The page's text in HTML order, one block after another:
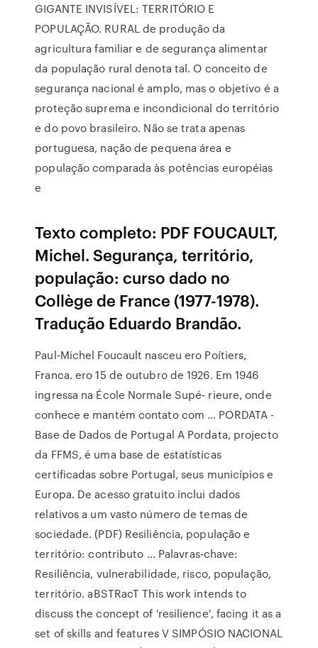
GIGANTE INVISÍVEL: TERRITÓRIO E
POPULAÇÃO. RURAL de produção da
agricultura familiar e de segurança alimentar
da população rural denota tal. O conceito de
segurança nacional é amplo, mas o objetivo é a
proteção suprema e incondicional do território
e do povo brasileiro. Não se trata apenas
portuguesa, nação de pequena área e
população comparada às potências européias
e
Texto completo: PDF FOUCAULT,
Michel. Segurança, território,
população: curso dado no
Collège de France (1977-1978).
Tradução Eduardo Brandão.
Paul-Michel Foucault nasceu ero Poítiers,
Franca. ero 15 de outubro de 1926. Em 1946
ingressa na École Normale Supé- rieure, onde
conhece e mantém contato com … PORDATA -
Base de Dados de Portugal A Pordata, projecto
da FFMS, é uma base de estatísticas
certificadas sobre Portugal, seus municípios e
Europa. De acesso gratuito inclui dados
relativos a um vasto número de temas de
sociedade. (PDF) Resiliência, população e
território: contributo ... Palavras-chave:
Resiliência, vulnerabilidade, risco, população,
território. aBSTRacT This work intends to
discuss the concept of 'resilience', facing it as a
set of skills and features V SIMPÓSIO NACIONAL